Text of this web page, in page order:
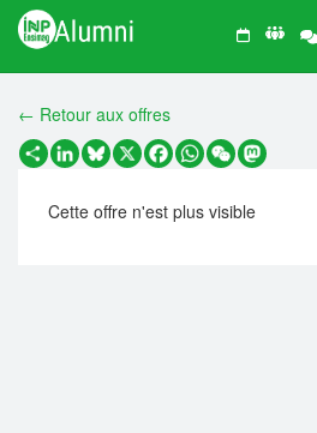
← Retour aux offres
PartagerLinkedIn
Bluesky
X Facebook
WhatsApp
WeChatMastodon
Cette offre n'est plus visible